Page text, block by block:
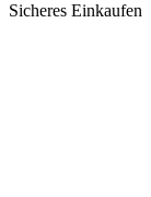
Sicheres Einkaufen